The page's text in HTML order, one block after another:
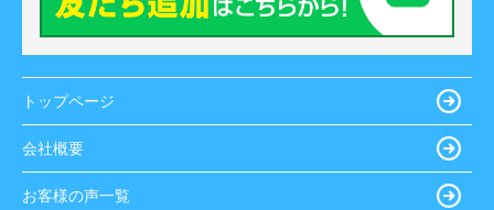
トップページ
会社概要
お客様の声一覧